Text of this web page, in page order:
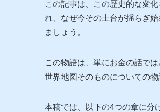
この記事は、この歴史的な変
れ、なぜ今その土台が揺らぎ
ましょう。
この物語は、単にお金の話で
世界地図そのものについての物
本稿では、以下の4つの章に分